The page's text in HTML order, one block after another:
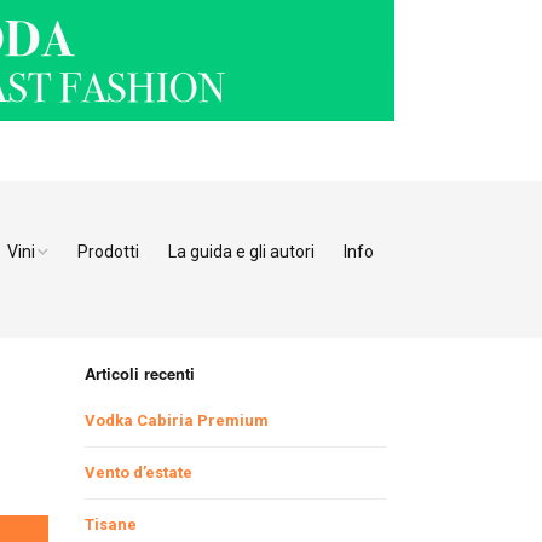
Ristoranti Verona
Ristoranti Vicenza
Ristoranti Padova
Ristoranti Pordenone
Ristoranti Udine
Vini Prodotti La guida e gli autori Info
Articoli recenti
Vodka Cabiria Premium
Vento d’estate
Tisane